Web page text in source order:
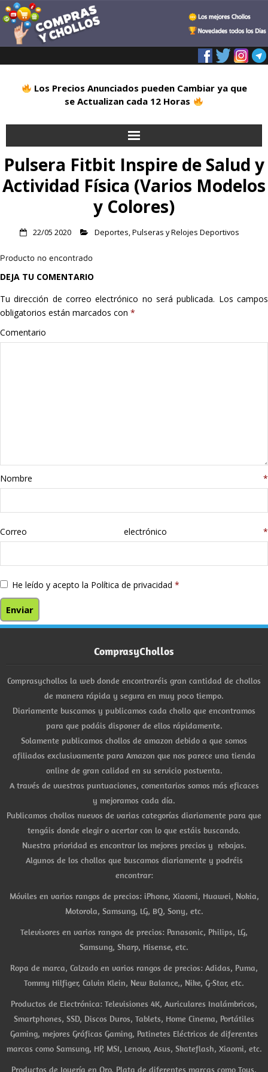
Los Precios Anunciados pueden Cambiar ya que
se Actualizan cada 12 Horas
Inicio
Alimentación
Hogar
Informática
Listas
libros
Pulsera Fitbit Inspire de Salud y
Actividad Física (Varios Modelos
y Colores)
22/05 2020 Deportes,Pulseras y Relojes Deportivos
Producto no encontrado
DEJA TU COMENTARIO
Tu dirección de correo electrónico no será publicada. Los campos
obligatorios están marcados con *
Comentario
Nombre *
Correo electrónico *
He leído y acepto la Política de privacidad *
ComprasyChollos
Comprasychollos la web donde encontraréis gran cantidad de chollos
de manera rápida y segura en muy poco tiempo.
Diariamente buscamos y publicamos cada chollo que encontramos
para que podáis disponer de ellos rápidamente.
Solamente publicamos chollos de amazon debido a que somos
afiliados exclusivamente para Amazon que nos parece una tienda
online de gran calidad en su servicio postventa.
A través de vuestras puntuaciones, comentarios somos más eficaces
y mejoramos cada día.
Publicamos chollos nuevos de varias categorías diariamente para que
tengáis donde elegir o acertar con lo que estáis buscando.
Nuestra prioridad es encontrar los mejores precios y rebajas.
Algunos de los chollos que buscamos diariamente y podréis
encontrar:
Móviles en varios rangos de precios: iPhone, Xiaomi, Huawei, Nokia,
Motorola, Samsung, LG, BQ, Sony, etc.
Televisores en varios rangos de precios: Panasonic, Philips, LG,
Samsung, Sharp, Hisense, etc.
Ropa de marca, Calzado en varios rangos de precios: Adidas, Puma,
Tommy Hilfiger, Calvin Klein, New Balance,, Nike, G-Star, etc.
Productos de Electrónica: Televisiones 4K, Auriculares Inalámbricos,
Smartphones, SSD, Discos Duros, Tablets, Home Cinema, Portátiles
Gaming, mejores Gráficas Gaming, Patinetes Eléctricos de diferentes
marcas como Samsung, HP, MSI, Lenovo, Asus, Skateflash, Xiaomi, etc.
Productos de Joyería en Oro, Plata de diferentes marcas como Tous,